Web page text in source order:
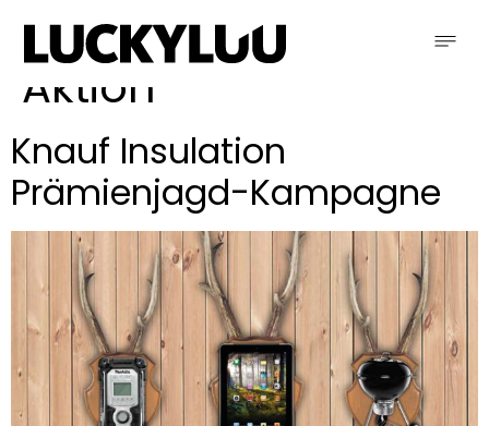
Schlagwort:
Aktion
Knauf Insulation
Prämienjagd-Kampagne